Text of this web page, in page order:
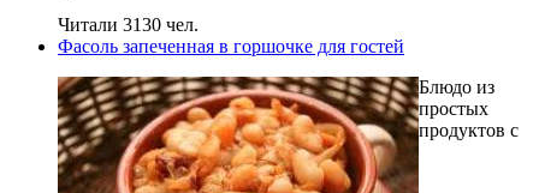
Читали 3130 чел.
Фасоль запеченная в горшочке для гостей
Блюдо из
простых
продуктов с